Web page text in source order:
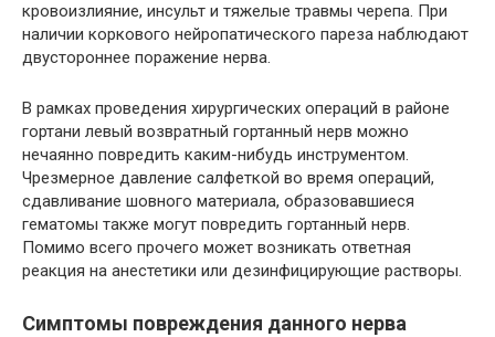
кровоизлияние, инсульт и тяжелые травмы черепа. При
наличии коркового нейропатического пареза наблюдают
двустороннее поражение нерва.
В рамках проведения хирургических операций в районе
гортани левый возвратный гортанный нерв можно
нечаянно повредить каким-нибудь инструментом.
Чрезмерное давление салфеткой во время операций,
сдавливание шовного материала, образовавшиеся
гематомы также могут повредить гортанный нерв.
Помимо всего прочего может возникать ответная
реакция на анестетики или дезинфицирующие растворы.
Симптомы повреждения данного нерва